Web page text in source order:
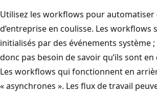
Utilisez les workflows pour automatiser
d’entreprise en coulisse. Les workflows
initialisés par des événements système ;
donc pas besoin de savoir qu’ils sont en
Les workflows qui fonctionnent en
« asynchrones ». Les flux de travail